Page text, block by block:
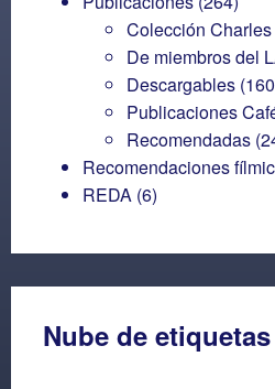
Colección
De miembros del
Descargables
Publicaciones
Recomendadas
Recomendaciones
REDA (6)
Nube de etiquetas